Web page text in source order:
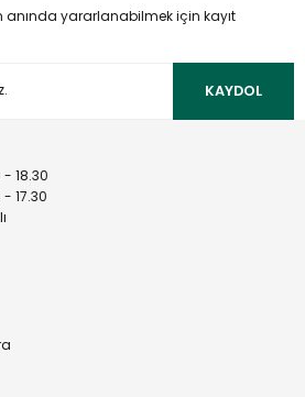
eksik bilgiler bulunuyor.
alternatifler olmalı.
yararlanabilmek için kayıt
KAYDOL
18.30
17.30